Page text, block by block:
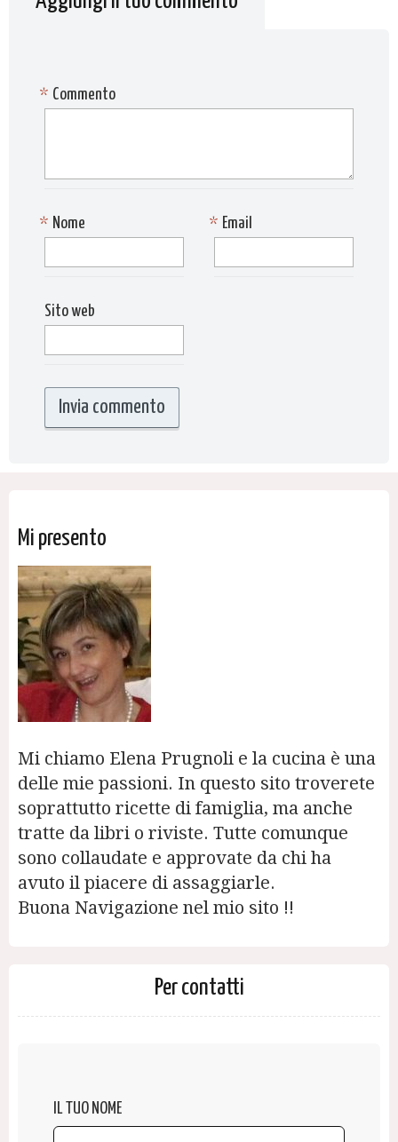
Commento
*
Nome
* Email
*
Sito web
Mi presento
Mi chiamo Elena Prugnoli e la cucina è una
delle mie passioni. In questo sito troverete
soprattutto ricette di famiglia, ma anche
tratte da libri o riviste. Tutte comunque
sono collaudate e approvate da chi ha
avuto il piacere di assaggiarle.
Buona Navigazione nel mio sito !!
Per contatti
IL TUO NOME